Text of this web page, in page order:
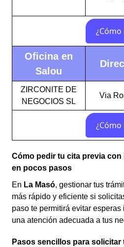
Oficina en
Salou
ZIRCONITE DE
NEGOCIOS SL
Via
Cómo pedir tu cita previa con
en pocos pasos
En La Masó, gestionar tus
más rápido y eficiente si
paso te permitirá evitar
una atención adecuada a tus
Pasos sencillos para solicitar